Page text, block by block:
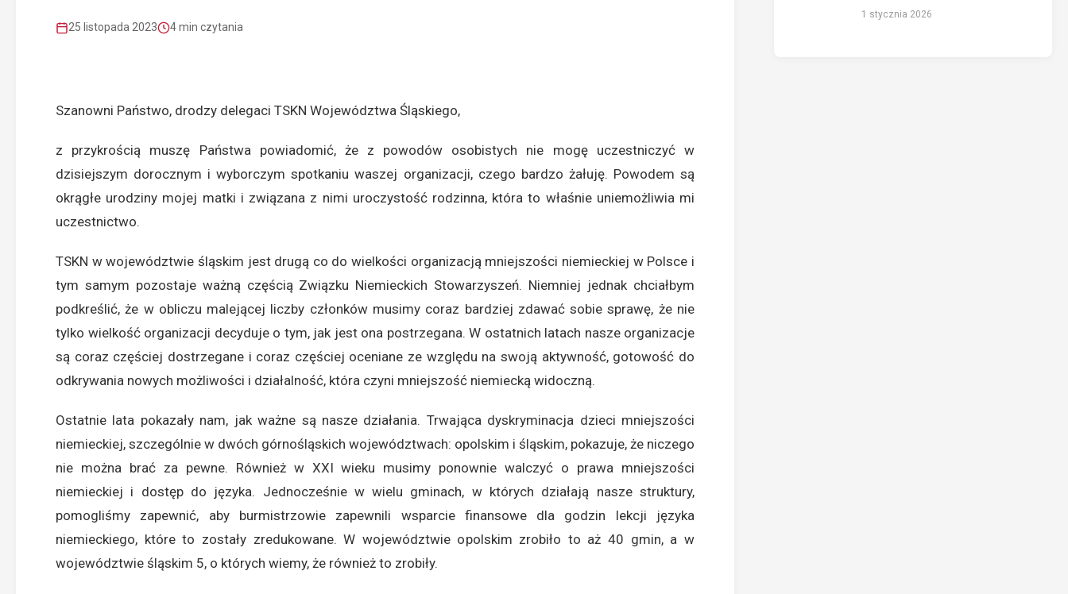
25 listopada 2023 4 min czytania
Szanowni Państwo, drodzy delegaci TSKN Województwa Śląskiego,
z przykrością muszę Państwa powiadomić, że z powodów osobistych nie mogę uczestniczyć w
dzisiejszym dorocznym i wyborczym spotkaniu waszej organizacji, czego bardzo żałuję. Powodem są
okrągłe urodziny mojej matki i związana z nimi uroczystość rodzinna, która to właśnie uniemożliwia mi
uczestnictwo.
TSKN w województwie śląskim jest drugą co do wielkości organizacją mniejszości niemieckiej w Polsce i
tym samym pozostaje ważną częścią Związku Niemieckich Stowarzyszeń. Niemniej jednak chciałbym
podkreślić, że w obliczu malejącej liczby członków musimy coraz bardziej zdawać sobie sprawę, że nie
tylko wielkość organizacji decyduje o tym, jak jest ona postrzegana. W ostatnich latach nasze organizacje
są coraz częściej dostrzegane i coraz częściej oceniane ze względu na swoją aktywność, gotowość do
odkrywania nowych możliwości i działalność, która czyni mniejszość niemiecką widoczną.
Ostatnie lata pokazały nam, jak ważne są nasze działania. Trwająca dyskryminacja dzieci mniejszości
niemieckiej, szczególnie w dwóch górnośląskich województwach: opolskim i śląskim, pokazuje, że niczego
nie można brać za pewne. Również w XXI wieku musimy ponownie walczyć o prawa mniejszości
niemieckiej i dostęp do języka. Jednocześnie w wielu gminach, w których działają nasze struktury,
pomogliśmy zapewnić, aby burmistrzowie zapewnili wsparcie finansowe dla godzin lekcji języka
niemieckiego, które to zostały zredukowane. W województwie opolskim zrobiło to aż 40 gmin, a w
województwie śląskim 5, o których wiemy, że również to zrobiły.
1 stycznia 2026